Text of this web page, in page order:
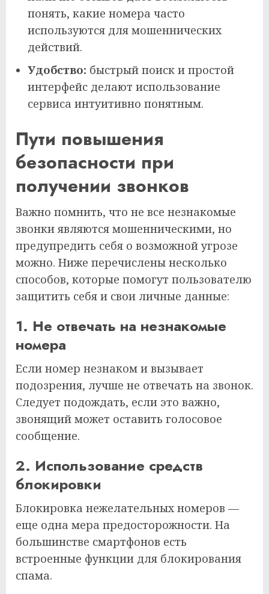
понять, какие номера часто
используются для мошеннических
действий.
Удобство: быстрый поиск и простой
интерфейс делают использование
сервиса интуитивно понятным.
Пути повышения
безопасности при
получении звонков
Важно помнить, что не все незнакомые
звонки являются мошенническими, но
предупредить себя о возможной угрозе
можно. Ниже перечислены несколько
способов, которые помогут пользователю
защитить себя и свои личные данные:
1. Не отвечать на незнакомые
номера
Если номер незнаком и вызывает
подозрения, лучше не отвечать на звонок.
Следует подождать, если это важно,
звонящий может оставить голосовое
сообщение.
2. Использование средств
блокировки
Блокировка нежелательных номеров —
еще одна мера предосторожности. На
большинстве смартфонов есть
встроенные функции для блокирования
спама.